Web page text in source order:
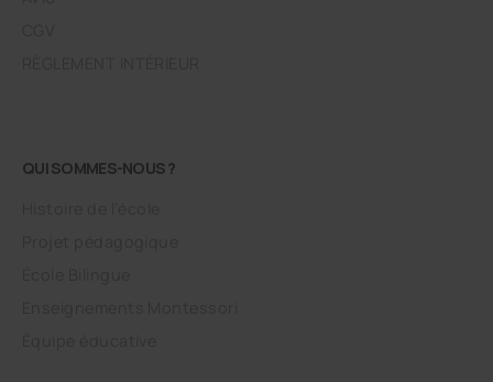
QUI SOMMES-NOUS ?